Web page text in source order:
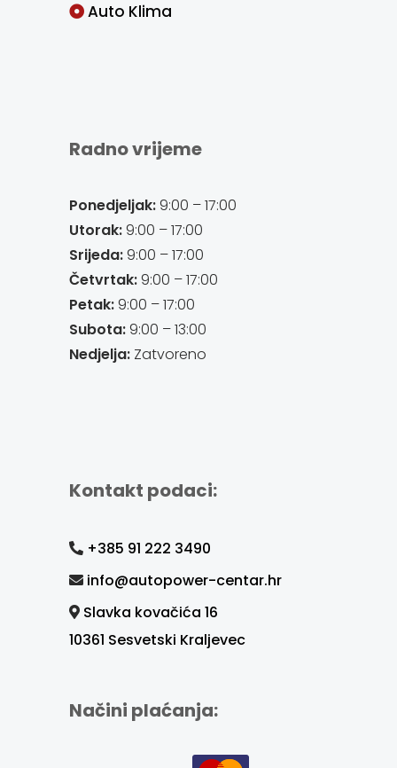
Auto Klima
Radno vrijeme
Ponedjeljak:9:00 – 17:00
Utorak:9:00 – 17:00
Srijeda:9:00 – 17:00
Četvrtak:9:00 – 17:00
Petak:9:00 – 17:00
Subota:9:00 – 13:00
Nedjelja:Zatvoreno
Kontakt podaci:
+385 91 222 3490
info@autopower-centar.hr
Slavka kovačića 16
10361 Sesvetski Kraljevec
Načini plaćanja: